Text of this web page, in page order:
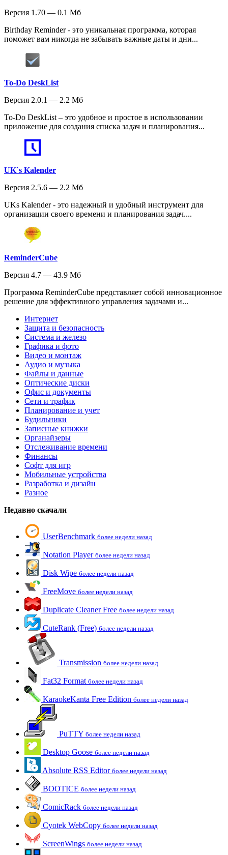
Версия 1.70 — 0.1 Мб
Birthday Reminder - это уникальная программа, которая
поможет вам никогда не забывать важные даты и дни...
To-Do DeskList
Версия 2.0.1 — 2.2 Мб
To-Do DeskList – это удобное и простое в использовании
приложение для создания списка задач и планирования...
UK`s Kalender
Версия 2.5.6 — 2.2 Мб
UKs Kalender - это надежный и удобный инструмент для
организации своего времени и планирования задач....
ReminderCube
Версия 4.7 — 43.9 Мб
Программа ReminderCube представляет собой инновационное
решение для эффективного управления задачами и...
Интернет
Защита и безопасность
Система и железо
Графика и фото
Видео и монтаж
Аудио и музыка
Файлы и данные
Оптические диски
Офис и документы
Сети и трафик
Планирование и учет
Будильники
Записные книжки
Органайзеры
Отслеживание времени
Финансы
Софт для игр
Мобильные устройства
Разработка и дизайн
Разное
Недавно скачали
UserBenchmark более недели назад
Notation Player более недели назад
Disk Wipe более недели назад
FreeMove более недели назад
Duplicate Cleaner Free более недели назад
CuteRank (Free) более недели назад
Transmission более недели назад
Fat32 Format более недели назад
KaraokeKanta Free Edition более недели назад
PuTTY более недели назад
Desktop Goose более недели назад
Absolute RSS Editor более недели назад
BOOTICE более недели назад
ComicRack более недели назад
Cyotek WebCopy более недели назад
ScreenWings более недели назад